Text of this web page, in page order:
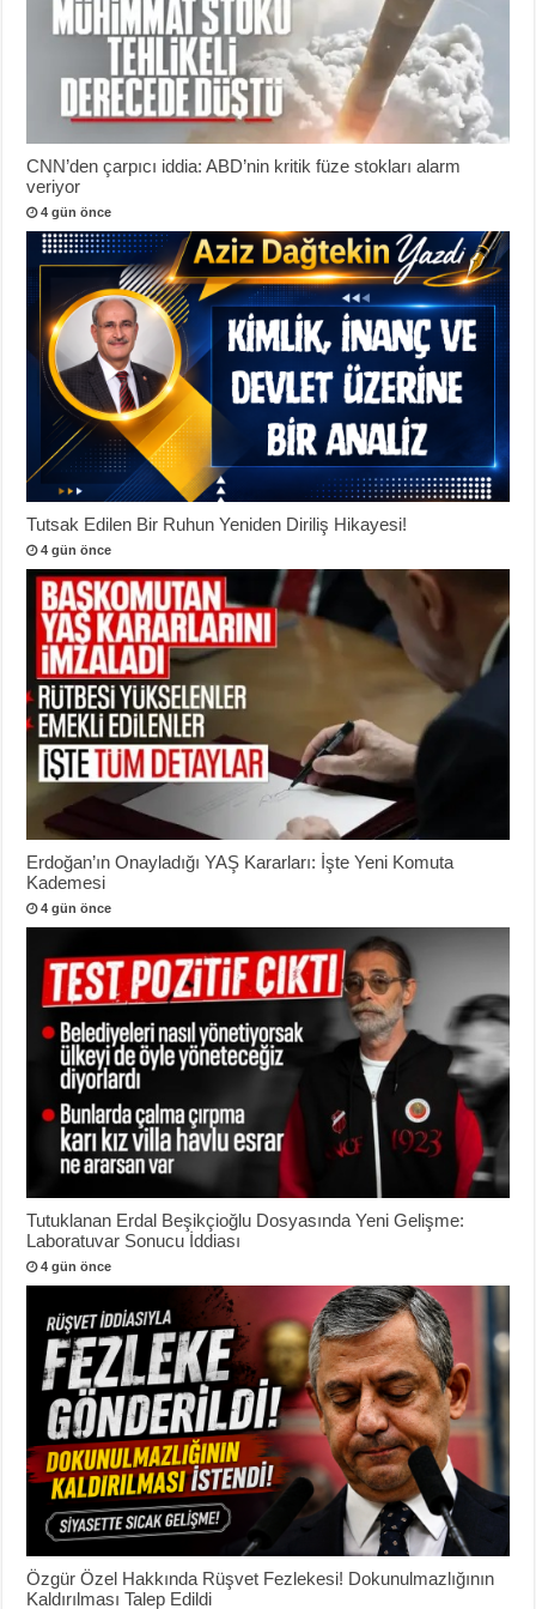
CNN’den çarpıcı iddia: ABD’nin kritik füze stokları alarm
veriyor
4 gün önce
Tutsak Edilen Bir Ruhun Yeniden Diriliş Hikayesi!
4 gün önce
Erdoğan’ın Onayladığı YAŞ Kararları: İşte Yeni Komuta
Kademesi
4 gün önce
Tutuklanan Erdal Beşikçioğlu Dosyasında Yeni Gelişme:
Laboratuvar Sonucu İddiası
4 gün önce
Özgür Özel Hakkında Rüşvet Fezlekesi! Dokunulmazlığının
Kaldırılması Talep Edildi